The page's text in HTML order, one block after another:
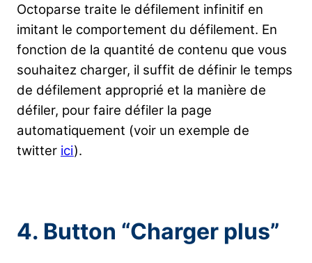
Octoparse traite le défilement infinitif en
imitant le comportement du défilement. En
fonction de la quantité de contenu que vous
souhaitez charger, il suffit de définir le temps
de défilement approprié et la manière de
défiler, pour faire défiler la page
automatiquement (voir un exemple de
twitter ici).
4. Button “Charger plus”